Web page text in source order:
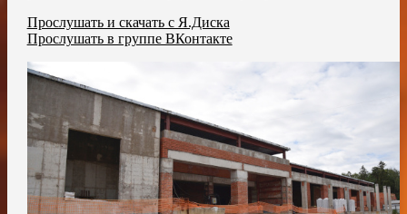
Прослушать и скачать с Я.Диска
Прослушать в группе ВКонтакте